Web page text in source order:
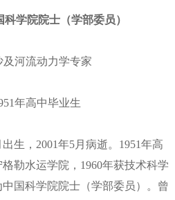
科学院院士（学部委员）
及河流动力学专家
年高中毕业生
生，2001年5月病逝。1951年高
勒水运学院，1960年获技术科学
国科学院院士（学部委员）。曾